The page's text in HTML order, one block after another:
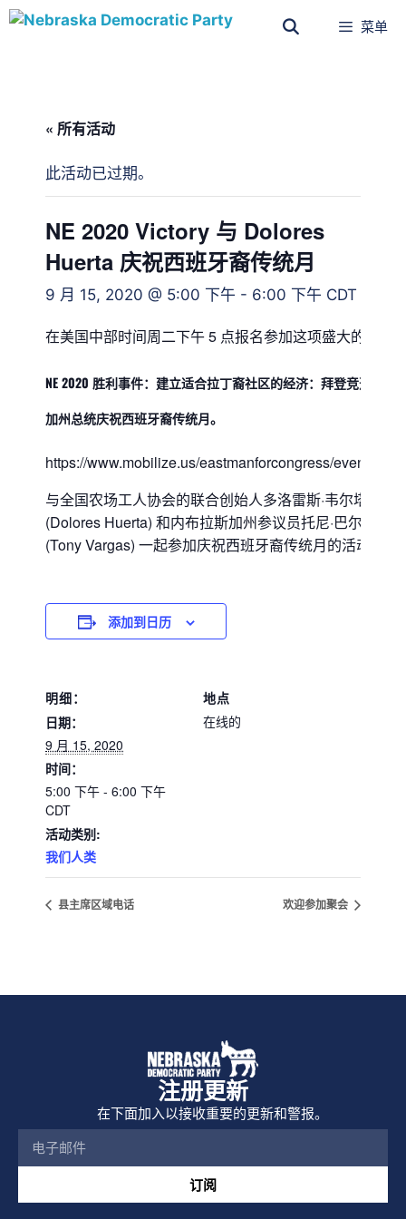
菜单
« 所有活动
此活动已过期。
NE 2020 Victory 与 Dolores
Huerta 庆祝西班牙裔传统月
9 月 15, 2020 @ 5:00 下午 - 6:00 下午 CDT
在美国中部时间周二下午 5 点报名参加这项盛大的活动
NE 2020 胜利事件：建立适合拉丁裔社区的经济：拜登竞选内布
加州总统庆祝西班牙裔传统月。
https://www.mobilize.us/eastmanforcongress/event/
与全国农场工人协会的联合创始人多洛雷斯·韦尔塔
(Dolores Huerta) 和内布拉斯加州参议员托尼·巴尔加斯
(Tony Vargas) 一起参加庆祝西班牙裔传统月的活动！
添加到日历
明细：
日期：
9 月 15, 2020
时间：
5:00 下午 - 6:00 下午
CDT
活动类别:
我们人类
地点
在线的
县主席区域电话 欢迎参加聚会
注册更新
在下面加入以接收重要的更新和警报。
订阅